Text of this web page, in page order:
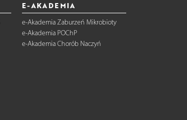
E-AKADEMIA
e-Akademia Zaburzeń Mikrobioty
e-Akademia POChP
e-Akademia Chorób Naczyń